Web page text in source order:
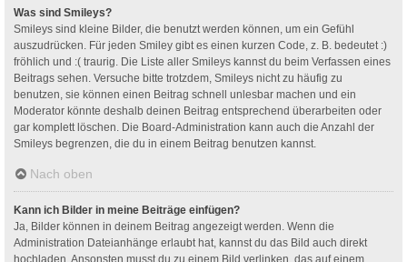
Was sind Smileys?
Smileys sind kleine Bilder, die benutzt werden können, um ein Gefühl
auszudrücken. Für jeden Smiley gibt es einen kurzen Code, z. B. bedeutet :)
fröhlich und :( traurig. Die Liste aller Smileys kannst du beim Verfassen eines
Beitrags sehen. Versuche bitte trotzdem, Smileys nicht zu häufig zu
benutzen, sie können einen Beitrag schnell unlesbar machen und ein
Moderator könnte deshalb deinen Beitrag entsprechend überarbeiten oder
gar komplett löschen. Die Board-Administration kann auch die Anzahl der
Smileys begrenzen, die du in einem Beitrag benutzen kannst.
Nach oben
Kann ich Bilder in meine Beiträge einfügen?
Ja, Bilder können in deinem Beitrag angezeigt werden. Wenn die
Administration Dateianhänge erlaubt hat, kannst du das Bild auch direkt
hochladen. Ansonsten musst du zu einem Bild verlinken, das auf einem